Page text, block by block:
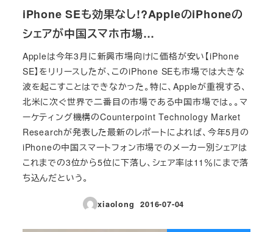
iPhone SEも効果なし!?AppleのiPhoneの
シェアが中国スマホ市場…
Appleは今年3月に新興市場向けに価格が安い【iPhone
SE】をリリースしたが、このiPhone SEも市場では大きな
波を起こすことはできなかった。特に、Appleが重視する、
北米に次ぐ世界で二番目の市場である中国市場では。。マ
ーケティング機構のCounterpoint Technology Market
Researchが発表した最新のレポートによれば、今年5月の
iPhoneの中国スマートフォン市場でのメーカー別シェアは
これまでの3位から5位に下落し、シェア率は11％にまで落
ち込んだという。
xiaolong
投稿日
2016-07-04